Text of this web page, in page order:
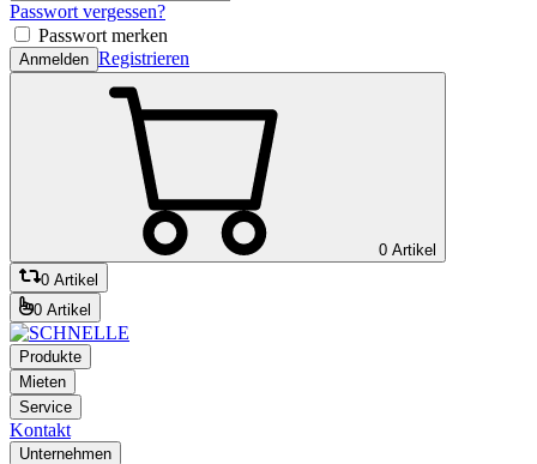
Passwort vergessen?
Passwort merken
Anmelden Registrieren
0 Artikel
0 Artikel
0 Artikel
Produkte
Mieten
Service
Kontakt
Unternehmen